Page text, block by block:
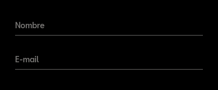
novedades!
Nombre
E-mail